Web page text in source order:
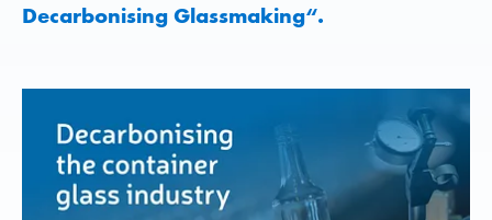
Decarbonising Glassmaking“.